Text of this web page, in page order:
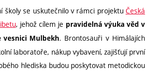
školy se uskutečnilo v rámci projektu Česká
, jehož cílem je pravidelná výuka věd v
vesnici Mulbekh. Brontosauři v Himálajích
laboratoře, nákup vybavení, zajišťují první
hlediska budou poskytovat metodickou